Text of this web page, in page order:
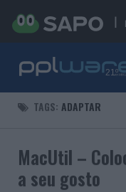
TAGS: ADAPTAR
MacUtil –
a seu gosto